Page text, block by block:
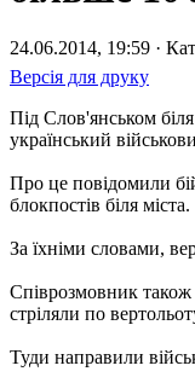
24.06.2014, 19:59 ·
Версія для друку
Під Слов'янськом
український
Про це повідомили
блокпостів біля міста.
За їхніми словами,
Співрозмовник також
стріляли по
Туди направили